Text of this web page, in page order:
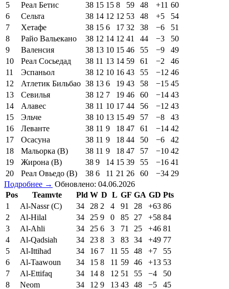
5 Реал Бетис 38 15 15 8 59 48 +11 60
6
Сельта 38 14 12 12 53 48 +5
54
7
Хетафе 38 15 6 17 32 38 −6
51
8
Райо Вальекано 38 12 14 12 41 44 −3
50
9
Валенсия 38 13 10 15 46 55 −9
49
10
Реал Сосьедад 38 11 13 14 59 61 −2
46
11
Эспаньол 38 12 10 16 43 55 −12 46
12
Атлетик Бильбао 38 13 6 19 43 58 −15 45
13
Севилья 38 12 7 19 46 60 −14 43
14
Алавес 38 11 10 17 44 56 −12 43
15
Эльче 38 10 13 15 49 57 −8
43
16
Леванте 38 11 9 18 47 61 −14 42
17
Осасуна 38 11 9 18 44 50 −6
42
18
Мальорка (В) 38 11 9 18 47 57 −10 42
19
Жирона (В) 38 9 14 15 39 55 −16 41
20
Реал Овьедо (В) 38 6 11 21 26 60 −34 29
Подробнее → Обновлено: 04.06.2026
Pos
Teamvte Pld W D L GF GA GD Pts
1
Al-Nassr (C) 34 28 2 4 91 28 +63 86
2
Al-Hilal 34 25 9 0 85 27 +58 84
3
Al-Ahli 34 25 6 3 71 25 +46 81
4
Al-Qadsiah 34 23 8 3 83 34 +49 77
5
Al-Ittihad 34 16 7 11 55 48 +7
55
6
Al-Taawoun 34 15 8 11 59 46 +13 53
7
Al-Ettifaq 34 14 8 12 51 55 −4
50
8
Neom 34 12 9 13 43 48 −5
45